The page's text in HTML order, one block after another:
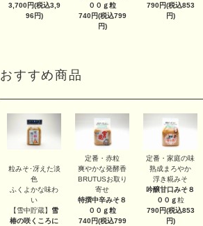
3,700円(税込3,9
96円)
００ｇ粒
740円(税込799
円)
790円(税込853
円)
おすすめ商品
粒みそ･冴えた淡
色
ふくよかな味わ
い
【雪中貯蔵】 雪
椿の咲くころに
定番・赤粒
爽やかな発酵香
BRUTUSお取り
寄せ
特撰中辛みそ８
００ｇ粒
740円(税込799
定番・家庭の味
熟成まろやか
浮き糀みそ
吟醸甘口みそ８
００ｇ粒
790円(税込853
円)